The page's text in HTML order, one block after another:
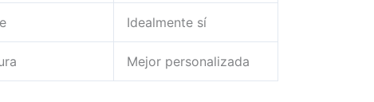
Idealmente sí
Mejor personalizada